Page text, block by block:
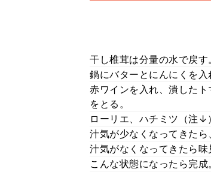
干し椎茸は分量の水で戻す
鍋にバターとにんにくを入
赤ワインを入れ、潰した
をとる。
ローリエ、ハチミツ（注↓
汁気が少なくなってきたら
汁気がなくなってきたら味
こんな状態になったら完成